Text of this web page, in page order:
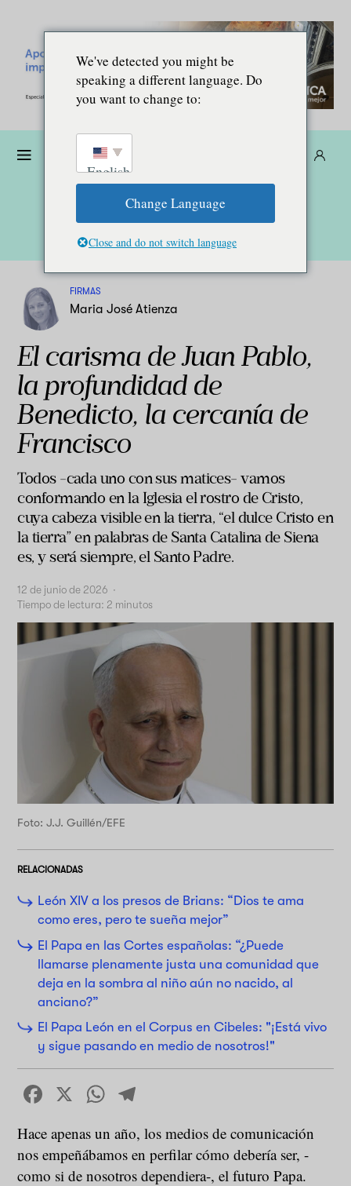
FIRMAS
Maria José Atienza
El carisma de Juan Pablo,
la profundidad de
Benedicto, la cercanía de
Francisco
Todos -cada uno con sus matices- vamos
conformando en la Iglesia el rostro de Cristo,
cuya cabeza visible en la tierra, “el dulce Cristo en
la tierra” en palabras de Santa Catalina de Siena
es, y será siempre, el Santo Padre.
12 de junio de 2026 ·
Tiempo de lectura: 2 minutos
Foto: J.J. Guillén/EFE
RELACIONADAS
León XIV a los presos de Brians: “Dios te ama
como eres, pero te sueña mejor”
El Papa en las Cortes españolas: “¿Puede
llamarse plenamente justa una comunidad que
deja en la sombra al niño aún no nacido, al
anciano?”
El Papa León en el Corpus en Cibeles: "¡Está vivo
y sigue pasando en medio de nosotros!"
Facebook
X WhatsApp
Hace apenas un año, los medios de comunicación
nos empeñábamos en perfilar cómo debería ser, -
como si de nosotros dependiera-, el futuro Papa.
We've detected you might be
speaking a different language. Do
you want to change to:
English
Change Language
Close and do not switch language